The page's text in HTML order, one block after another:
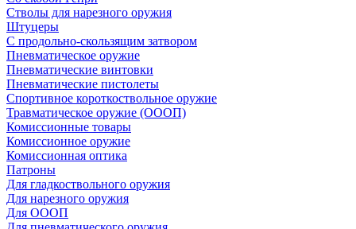
Стволы для нарезного оружия
Штуцеры
С продольно-скользящим затвором
Пневматическое оружие
Пневматические винтовки
Пневматические пистолеты
Спортивное короткоствольное оружие
Травматическое оружие (ОООП)
Комиссионные товары
Комиссионное оружие
Комиссионная оптика
Патроны
Для гладкоствольного оружия
Для нарезного оружия
Для ОООП